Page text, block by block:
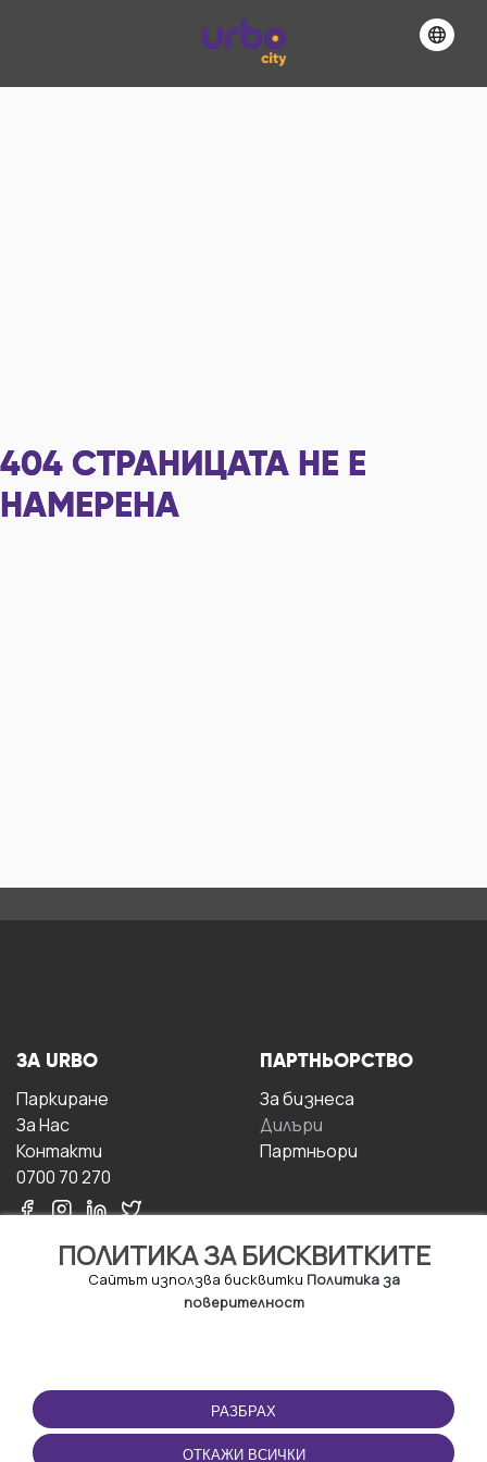
404 СТРАНИЦАТА НЕ Е
НАМЕРЕНА
ПОЛИТИКА ЗА БИСКВИТКИТЕ
Сайтът използва бисквитки Политика за
поверителност
РАЗБРАХ
ОТКАЖИ ВСИЧКИ
ЗА URBO
Паркиране
За Hас
Контакти
0700 70 270
ПАРТНЬОРСТВО
За бизнесa
Дилъри
Партньори
ПОЛЗВАНЕ
Правила и условия за
ползване
ПРИЛОЖЕНИЕТО